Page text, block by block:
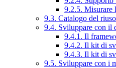
9.2.5. Misurare
9.3. Catalogo del riuso
9.4. Sviluppare con il
9.4.1. Il
9.4.2. Il kit di
9.4.3. Il kit di
9.5. Sviluppare con i